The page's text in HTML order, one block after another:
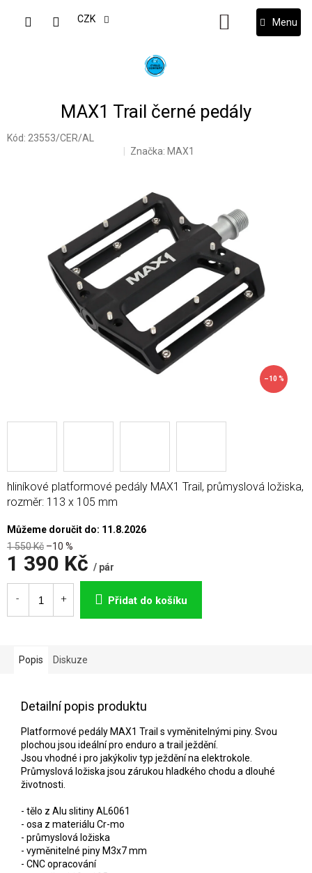
CZK
NÁKUPNÍ
KOŠÍK
MAX1 Trail černé pedály
Kód: 23553/CER/AL
Značka: MAX1
–10 %
1 550 Kč –10 %
1 390 Kč / pár
Měrná
cena:
Můžeme doručit do: 11.8.2026
Přidat do košíku
hliníkové platformové pedály MAX1 Trail, průmyslová ložiska,
rozměr: 113 x 105 mm
Popis Diskuze
Detailní popis produktu
Platformové pedály MAX1 Trail s vyměnitelnými piny. Svou
plochou jsou ideální pro enduro a trail ježdění.
Jsou vhodné i pro jakýkoliv typ ježdění na elektrokole.
Průmyslová ložiska jsou zárukou hladkého chodu a dlouhé
životnosti.
- tělo z Alu slitiny AL6061
- osa z materiálu Cr-mo
- průmyslová ložiska
- vyměnitelné piny M3x7 mm
- CNC opracování